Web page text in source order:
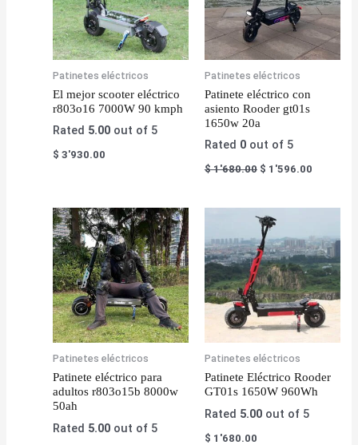
Patinetes eléctricos
El mejor scooter eléctrico
r803o16 7000W 90 kmph
Rated 5.00 out of 5
$ 3'930.00
Patinetes eléctricos
Patinete eléctrico con
asiento Rooder gt01s
1650w 20a
Rated 0out of 5
$1'680.00 $ 1'596.00
Patinetes eléctricos
Patinete eléctrico para
adultos r803o15b 8000w
50ah
Rated 5.00 out of 5
Patinetes eléctricos
Patinete Eléctrico Rooder
GT01s 1650W 960Wh
Rated 5.00out of 5
$ 1'680.00